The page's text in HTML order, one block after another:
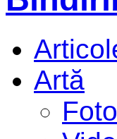
Artă
Foto